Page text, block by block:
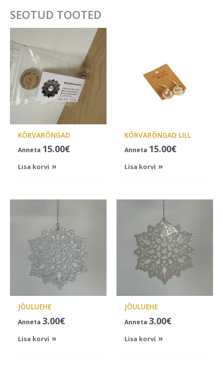
SEOTUD TOOTED
KÕRVARÕNGAD
Anneta 15.00€
Lisa korvi
KÕRVARÕNGAD LILL
Anneta 15.00€
Lisa korvi
JÕULUEHE
Anneta 3.00€
Lisa korvi
JÕULUEHE
Anneta 3.00€
Lisa korvi